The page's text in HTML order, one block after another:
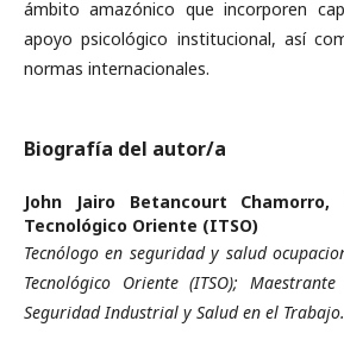
ámbito amazónico que incorporen
apoyo psicológico institucional, así
normas internacionales.
Biografía del autor/a
John Jairo Betancourt Chamorro,
Tecnológico Oriente (ITSO)
Tecnólogo en seguridad y salud
Tecnológico Oriente (ITSO);
Seguridad Industrial y Salud en el Trabajo.